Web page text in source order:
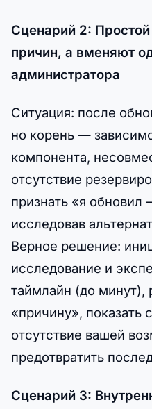
Сценарий 2:
причин, а вменяют
администратора
Ситуация: после
но корень —
компонента,
отсутствие
признать «я обновил
исследовав
Верное решение:
исследование и
таймлайн (до минут),
«причину»,
отсутствие вашей
предотвратить
Сценарий 3: